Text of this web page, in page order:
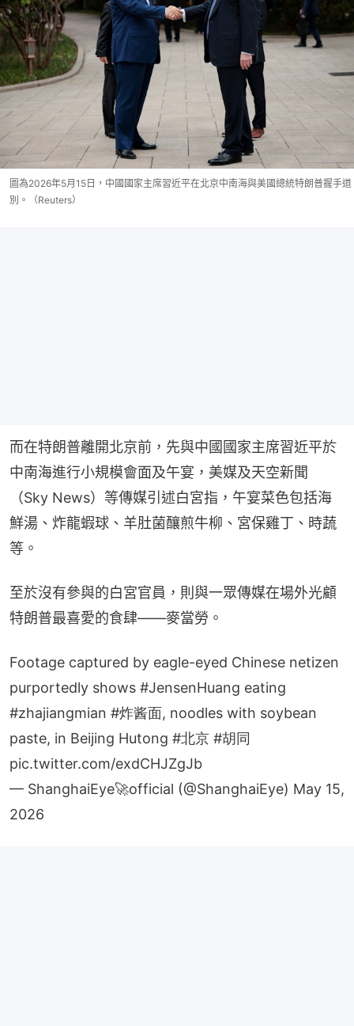
圖為2026年5月15日，中國國家主席習近平在北京中南海與美國總統特朗普握手道
別。（Reuters）
而在特朗普離開北京前，先與中國國家主席習近平於
中南海進行小規模會面及午宴，美媒及天空新聞
（Sky News）等傳媒引述白宮指，午宴菜色包括海
鮮湯、炸龍蝦球、羊肚菌釀煎牛柳、宮保雞丁、時蔬
等。
至於沒有參與的白宮官員，則與一眾傳媒在場外光顧
特朗普最喜愛的食肆——麥當勞。
Footage captured by eagle-eyed Chinese netizen
purportedly shows #JensenHuang eating
#zhajiangmian #炸酱面, noodles with soybean
paste, in Beijing Hutong #北京 #胡同
pic.twitter.com/exdCHJZgJb
— ShanghaiEye🚀official (@ShanghaiEye) May 15,
2026